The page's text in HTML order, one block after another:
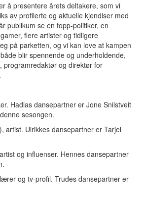
å presentere årets deltakere, som vi
av profilerte og aktuelle kjendiser med
publikum se en topp-politiker, en
flere artister og tidligere
på parketten, og vi kan love at kampen
blir spennende og underholdende,
programredaktør og direktør for
Hadias dansepartner er Jone Snilstveit
sesongen.
artist. Ulrikkes dansepartner er Tarjei
og influenser. Hennes dansepartner
og tv-profil. Trudes dansepartner er